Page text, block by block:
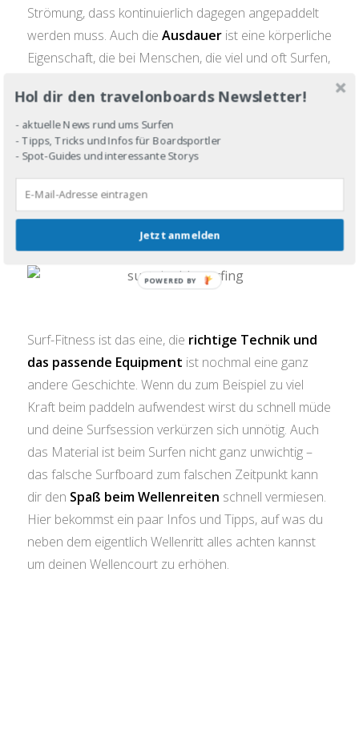
Strömung, dass kontinuierlich dagegen angepaddelt
werden muss. Auch die Ausdauerist eine körperliche
Eigenschaft, die bei Menschen, die viel und oft Surfen,
wird mit dem eigentlichen Ritt auf der Welle verbracht.
Wahrscheinlich ist es 99 Prozent der Zeit, die ein
Surfer damit verbringt, eine Welle zu erwischen – und
travelonboards.de kannst du dir
Informationen zur Surffitnessholen – damit wirst
du zum Paddelmonster auf deinem nächsten Surftrip.
Surf-Fitness ist das eine, die richtige Technik und
das passende Equipment ist nochmal eine ganz
andere Geschichte. Wenn du zum Beispiel zu viel
Kraft beim paddeln aufwendest wirst du schnell müde
und deine Surfsession verkürzen sich unnötig. Auch
das Material ist beim Surfen nicht ganz unwichtig –
das falsche Surfboard zum falschen Zeitpunkt kann
dir den Spaß beim Wellenreiten schnell vermiesen.
Hier bekommst ein paar Infos und Tipps, auf was du
neben dem eigentlich Wellenritt alles achten kannst
um deinen Wellencourt zu erhöhen.
Hol dir den travelonboards Newsletter!
- aktuelle News rund ums Surfen
- Tipps, Tricks und Infos für Boardsportler
- Spot-Guides und interessante Storys
Jetzt anmelden
POWERED BY